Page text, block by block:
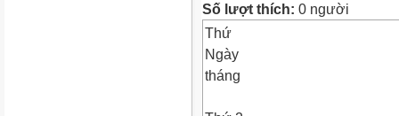
Số lượt thích: 0 người
Thứ
Ngày
tháng